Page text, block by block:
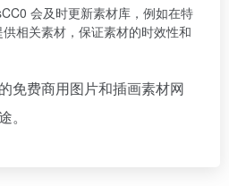
会及时更新素材库，例如在特
相关素材，保证素材的时效性和
免费商用图片和插画素材网